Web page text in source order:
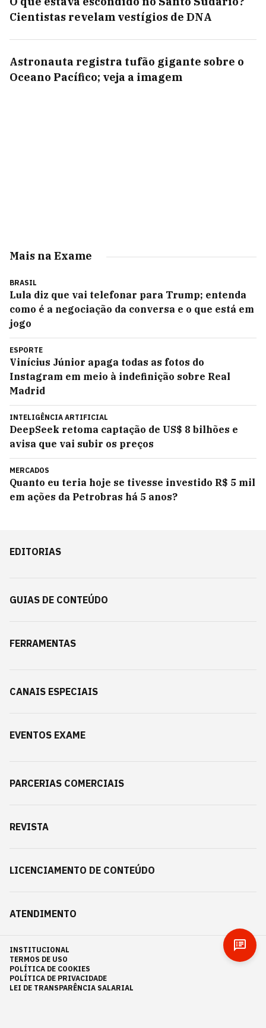
Cientistas revelam vestígios de DNA
Astronauta registra tufão gigante sobre o
Oceano Pacífico; veja a imagem
Mais na Exame
BRASIL
Lula diz que vai telefonar para Trump; entenda
como é a negociação da conversa e o que está em
jogo
ESPORTE
Vinícius Júnior apaga todas as fotos do
Instagram em meio à indefinição sobre Real
Madrid
INTELIGÊNCIA ARTIFICIAL
DeepSeek retoma captação de US$ 8 bilhões e
avisa que vai subir os preços
MERCADOS
Quanto eu teria hoje se tivesse investido R$ 5 mil
em ações da Petrobras há 5 anos?
EDITORIAS
GUIAS DE CONTEÚDO
FERRAMENTAS
CANAIS ESPECIAIS
EVENTOS EXAME
PARCERIAS COMERCIAIS
REVISTA
LICENCIAMENTO DE CONTEÚDO
ATENDIMENTO
INSTITUCIONAL
TERMOS DE USO
POLÍTICA DE COOKIES
POLÍTICA DE PRIVACIDADE
LEI DE TRANSPARÊNCIA SALARIAL